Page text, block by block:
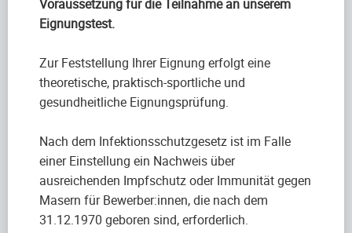
Voraussetzung für die Teilnahme an unserem
Eignungstest.
Zur Feststellung Ihrer Eignung erfolgt eine
theoretische, praktisch-sportliche und
gesundheitliche Eignungsprüfung.
Nach dem Infektionsschutzgesetz ist im Falle
einer Einstellung ein Nachweis über
ausreichenden Impfschutz oder Immunität gegen
Masern für Bewerber:innen, die nach dem
31.12.1970 geboren sind, erforderlich.